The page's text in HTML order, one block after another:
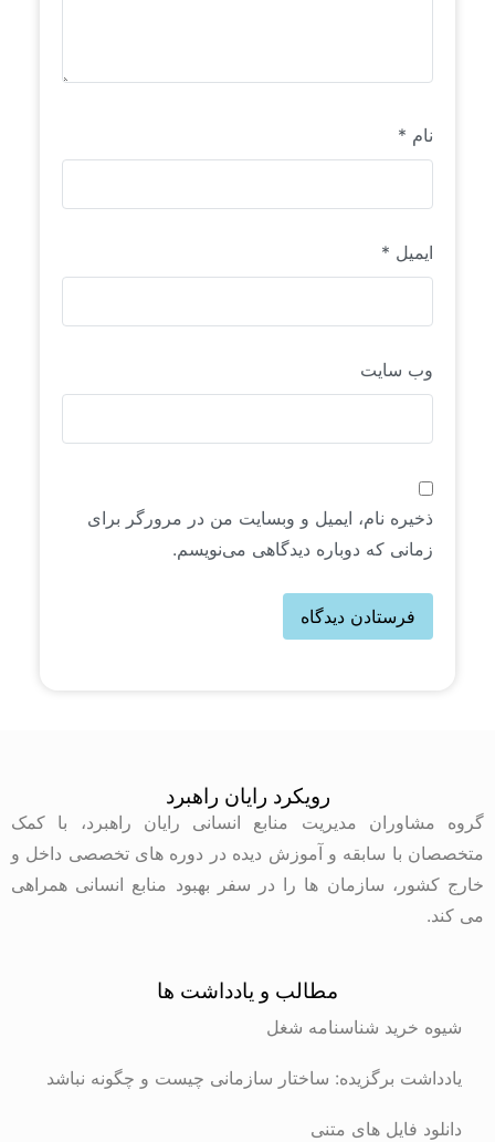
نام *
ایمیل *
وب‌ سایت
ذخیره نام، ایمیل و وبسایت من در مرورگر برای
زمانی که دوباره دیدگاهی می‌نویسم.
رویکرد رایان راهبرد
گروه مشاوران مدیریت منابع انسانی رایان راهبرد، با کمک
متخصصان با سابقه و آموزش دیده در دوره های تخصصی داخل و
خارج کشور، سازمان ها را در سفر بهبود منابع انسانی همراهی
می کند.
مطالب و یادداشت ها
شیوه خرید شناسنامه شغل
یادداشت برگزیده: ساختار سازمانی چیست و چگونه نباشد
دانلود فایل های متنی